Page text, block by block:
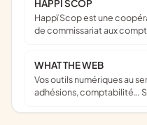
HAPPI SCOP
Happï Scop est une coopérative d’expertise comptable &
de commissariat aux
WHAT THE WEB
Vos outils numériques au service de votre mission : site web,
adhésions, comptabilité…